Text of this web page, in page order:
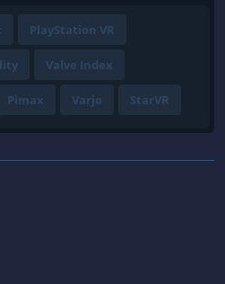
PlayStation VR
Valve Index
Pimax Varjo StarVR